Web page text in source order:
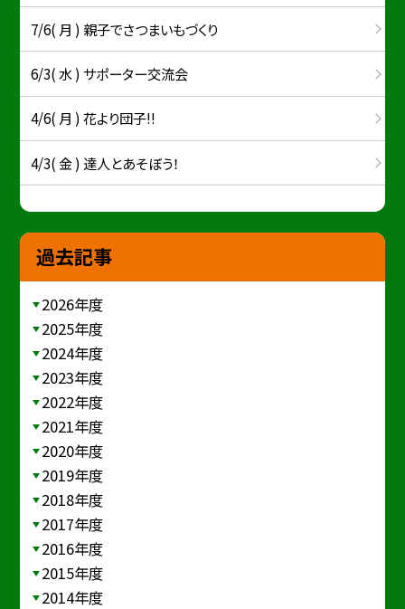
7/6( 月 ) 親子でさつまいもづくり
6/3( 水 ) サポーター交流会
4/6( 月 ) 花より団子!!
4/3( 金 ) 達人とあそぼう！
過去記事
2026年度
2025年度
2024年度
2023年度
2022年度
2021年度
2020年度
2019年度
2018年度
2017年度
2016年度
2015年度
2014年度